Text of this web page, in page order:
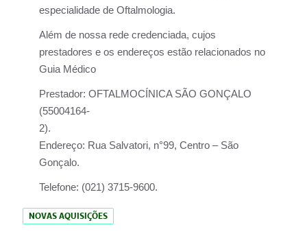
especialidade de Oftalmologia.
Além de nossa rede credenciada, cujos
prestadores e os endereços estão relacionados no
Guia Médico
Prestador: OFTALMOCÍNICA SÃO GONÇALO
(55004164-
2).
Endereço: Rua Salvatori, n°99, Centro – São
Gonçalo.
Telefone: (021) 3715-9600.
NOVAS AQUISIÇÕES